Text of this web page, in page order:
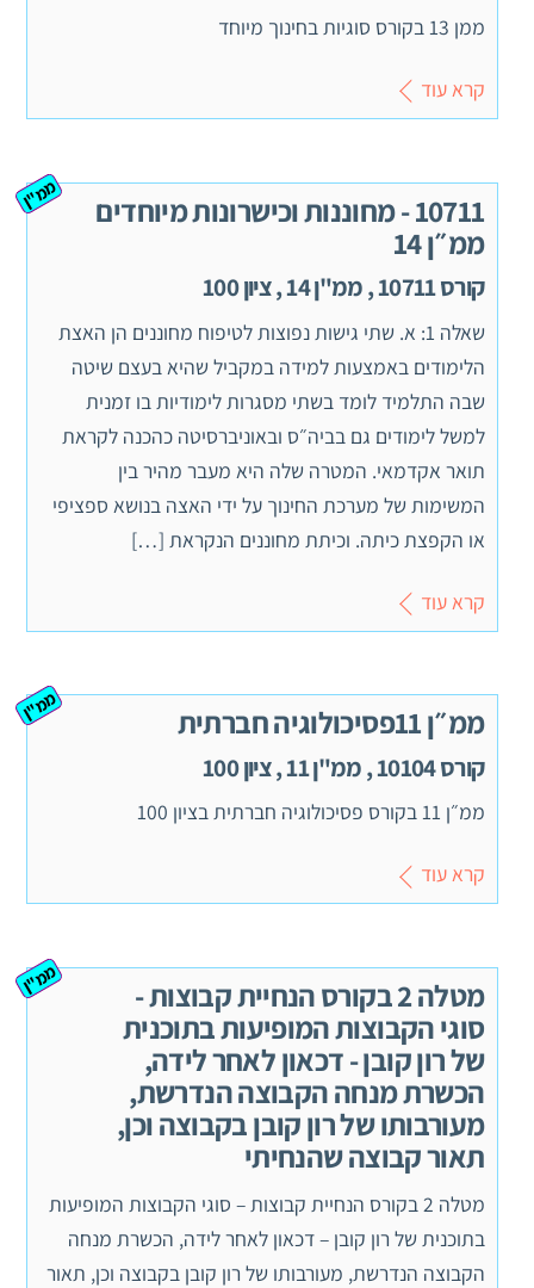
ממן 13 בקורס סוגיות בחינוך מיוחד
קרא עוד
10711 - מחוננות וכישרונות מיוחדים
ממ״ן 14
קורס 10711 , ממ"ן 14 , ציון 100
ממ"ן
שאלה 1: א. שתי גישות נפוצות לטיפוח מחוננים הן האצת
הלימודים באמצעות למידה במקביל שהיא בעצם שיטה
שבה התלמיד לומד בשתי מסגרות לימודיות בו זמנית
למשל לימודים גם בביה״ס ובאוניברסיטה כהכנה לקראת
תואר אקדמאי. המטרה שלה היא מעבר מהיר בין
המשימות של מערכת החינוך על ידי האצה בנושא ספציפי
או הקפצת כיתה. וכיתת מחוננים הנקראת […]
קרא עוד
ממ״ן 11פסיכולוגיה חברתית
קורס 10104 , ממ"ן 11 , ציון 100
ממ"ן
ממ״ן 11 בקורס פסיכולוגיה חברתית בציון 100
קרא עוד
מטלה 2 בקורס הנחיית קבוצות -
סוגי הקבוצות המופיעות בתוכנית
של רון קובן - דכאון לאחר לידה,
הכשרת מנחה הקבוצה הנדרשת,
מעורבותו של רון קובן בקבוצה וכן,
תאור קבוצה שהנחיתי
ממ"ן
מטלה 2 בקורס הנחיית קבוצות – סוגי הקבוצות המופיעות
בתוכנית של רון קובן – דכאון לאחר לידה, הכשרת מנחה
הקבוצה הנדרשת, מעורבותו של רון קובן בקבוצה וכן, תאור